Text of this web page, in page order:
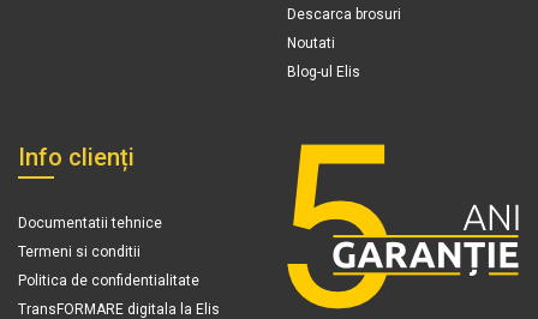
Descarca brosuri
Noutati
Blog-ul Elis
Info clienți
Documentatii tehnice
Termeni si conditii
Politica de confidentialitate
TransFORMARE digitala la Elis